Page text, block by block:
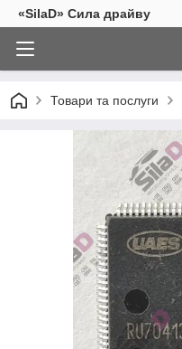
«SilaD» Сила драйву
Товари та послуги